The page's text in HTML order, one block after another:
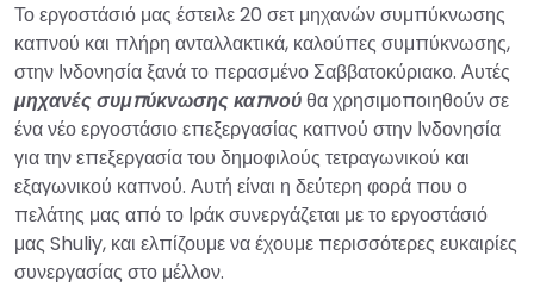
Το εργοστάσιό μας έστειλε 20 σετ μηχανών συμπύκνωσης
καπνού και πλήρη ανταλλακτικά, καλούπες συμπύκνωσης,
στην Ινδονησία ξανά το περασμένο Σαββατοκύριακο. Αυτές
μηχανές συμπύκνωσης καπνούθα χρησιμοποιηθούν σε
ένα νέο εργοστάσιο επεξεργασίας καπνού στην Ινδονησία
για την επεξεργασία του δημοφιλούς τετραγωνικού και
εξαγωνικού καπνού. Αυτή είναι η δεύτερη φορά που ο
πελάτης μας από το Ιράκ συνεργάζεται με το εργοστάσιό
μας Shuliy, και ελπίζουμε να έχουμε περισσότερες ευκαιρίες
συνεργασίας στο μέλλον.